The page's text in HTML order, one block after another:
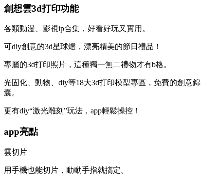
創想雲3d打印功能
各類動漫、影視ip合集，好看好玩又實用。
可diy創意的3d星球燈，漂亮精美的節日禮品！
專屬的3d打印照片，這種獨一無二禮物才有b格。
光固化、動物、diy等18大3d打印模型專區，免費的創意錦
囊。
更有diy“激光雕刻”玩法，app輕鬆操控！
app亮點
雲切片
用手機也能切片，動動手指就搞定。